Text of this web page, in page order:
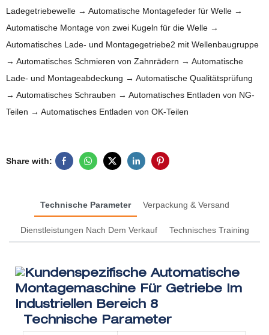
Ladegetriebewelle → Automatische Montagefeder für Welle →
Automatische Montage von zwei Kugeln für die Welle →
Automatisches Lade- und Montagegetriebe2 mit Wellenbaugruppe
→ Automatisches Schmieren von Zahnrädern → Automatische
Lade- und Montageabdeckung → Automatische Qualitätsprüfung
→ Automatisches Schrauben → Automatisches Entladen von NG-
Teilen → Automatisches Entladen von OK-Teilen
Share with:
Technische Parameter Verpackung & Versand
Dienstleistungen Nach Dem Verkauf Technisches Training
Technische Parameter